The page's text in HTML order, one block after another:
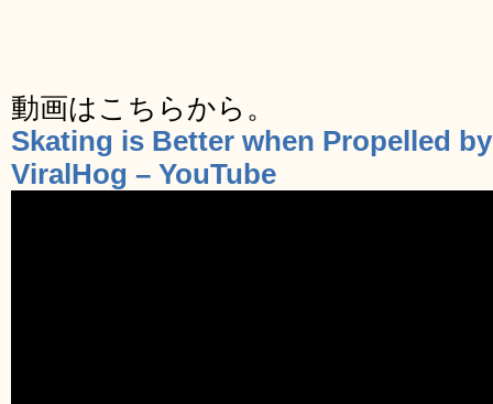
動画はこちらから。
Skating is Better when Propelled
ViralHog – YouTube